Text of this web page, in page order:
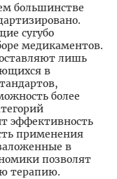
большинстве
сугубо
медикаментов.
лишь
в
более
эффективность
применения
в
позволят
терапию.